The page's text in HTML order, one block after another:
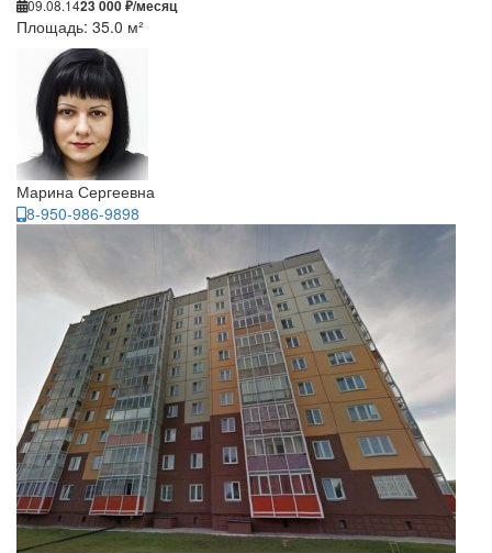
09.08.1423 000 ₽/месяц
Площадь: 35.0 м²
Марина Сергеевна
8-950-986-9898